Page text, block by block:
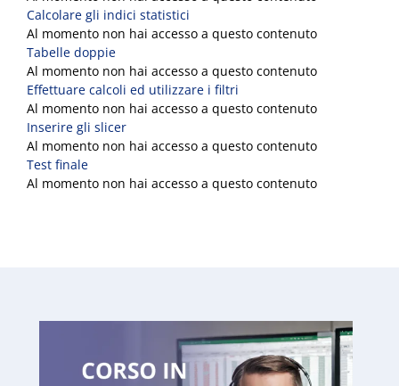
Calcolare gli indici statistici
Al momento non hai accesso a questo contenuto
Tabelle doppie
Al momento non hai accesso a questo contenuto
Effettuare calcoli ed utilizzare i filtri
Al momento non hai accesso a questo contenuto
Inserire gli slicer
Al momento non hai accesso a questo contenuto
Test finale
Al momento non hai accesso a questo contenuto